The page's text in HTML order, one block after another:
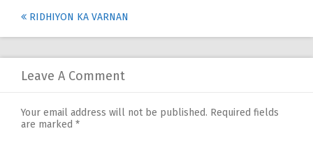
Post
navigation
RIDHIYON KA VARNAN
Leave A Comment
Your email address will not be published. Required fields
are marked *